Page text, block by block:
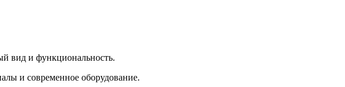
вид и функциональность.
и современное оборудование.